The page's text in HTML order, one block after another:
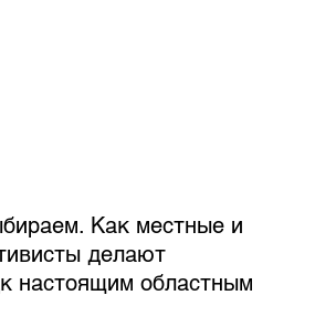
Как местные и
делают
настоящим областным